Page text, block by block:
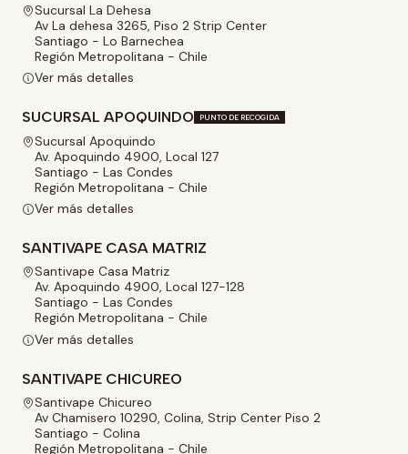
Sucursal La Dehesa
Av La dehesa 3265, Piso 2 Strip Center
Santiago - Lo Barnechea
Región Metropolitana - Chile
Ver más detalles
SUCURSAL APOQUINDO PUNTO DE RECOGIDA
Sucursal Apoquindo
Av. Apoquindo 4900, Local 127
Santiago - Las Condes
Región Metropolitana - Chile
Ver más detalles
SANTIVAPE CASA MATRIZ
Santivape Casa Matriz
Av. Apoquindo 4900, Local 127-128
Santiago - Las Condes
Región Metropolitana - Chile
Ver más detalles
SANTIVAPE CHICUREO
Santivape Chicureo
Av Chamisero 10290, Colina, Strip Center Piso 2
Santiago - Colina
Región Metropolitana - Chile